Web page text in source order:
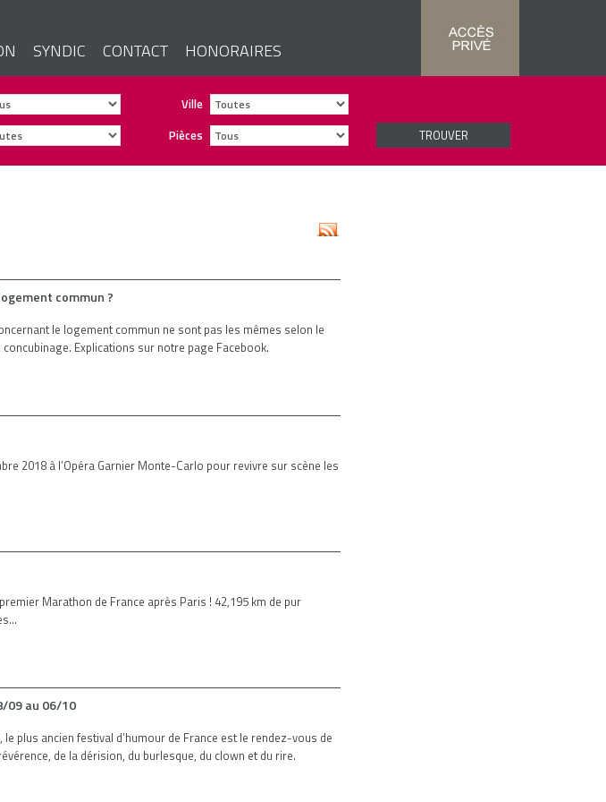
SYNDIC CONTACT HONORAIRES
Ville
Pièces TROUVER
commun ?
le logement commun ne sont pas les mêmes selon le
Explications sur notre page Facebook.
2018 à l’Opéra Garnier Monte-Carlo pour revivre sur scène les
Marathon de France après Paris ! 42,195 km de pur
09 au 06/10
plus ancien festival d’humour de France est le rendez-vous de
de la dérision, du burlesque, du clown et du rire.